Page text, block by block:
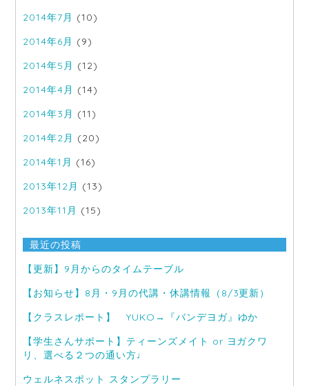
2014年7月 (10)
2014年6月 (9)
2014年5月 (12)
2014年4月 (14)
2014年3月 (11)
2014年2月 (20)
2014年1月 (16)
2013年12月 (13)
2013年11月 (15)
最近の投稿
【更新】9月からのタイムテーブル
【お知らせ】8月・9月の代講・休講情報（8/3更新）
【クラスレポート】 YUKO→『バンデヨガ』ゆか
【学生さんサポート】ティーンズメイト or ヨガクワ
リ、選べる２つの通い方♩
ウェルネスポット スタンプラリー